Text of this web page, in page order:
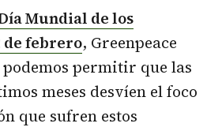
Mundial de los
de febrero, Greenpeace
permitir que las
meses desvíen el foco
que sufren estos